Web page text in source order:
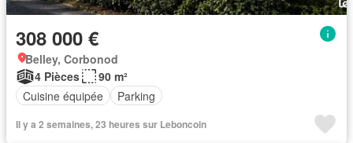
308 000 €
Belley, Corbonod
4 Pièces
90 m²
Cuisine équipée
Parking
Il y a 2 semaines, 23 heures sur Leboncoin